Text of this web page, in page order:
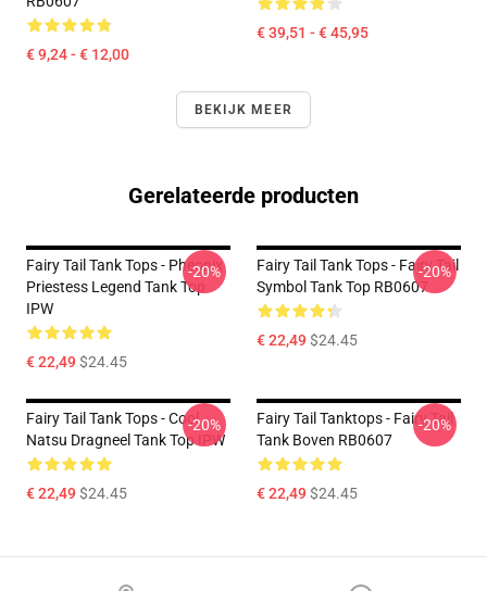
€ 9,24 - € 12,00
€ 39,51 - € 45,95
BEKIJK MEER
Gerelateerde producten
Fairy Tail Tank Tops - Pheonix
Priestess Legend Tank Top
IPW
€ 22,49$24.45
-20%
Fairy Tail Tank Tops - Fairy Tail
Symbol Tank Top RB0607
€ 22,49$24.45
-20%
Fairy Tail Tank Tops - Cool
Natsu Dragneel Tank Top IPW
€ 22,49$24.45
-20%
Fairy Tail Tanktops - Fairy Tail
Tank Boven RB0607
€ 22,49$24.45
-20%